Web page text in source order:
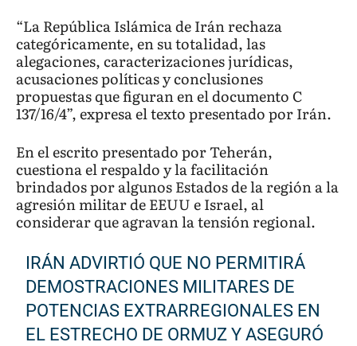
“La República Islámica de Irán rechaza
categóricamente, en su totalidad, las
alegaciones, caracterizaciones jurídicas,
acusaciones políticas y conclusiones
propuestas que figuran en el documento C
137/16/4”, expresa el texto presentado por Irán.
En el escrito presentado por Teherán,
cuestiona el respaldo y la facilitación
brindados por algunos Estados de la región a la
agresión militar de EEUU e Israel, al
considerar que agravan la tensión regional.
IRÁN ADVIRTIÓ QUE NO PERMITIRÁ
DEMOSTRACIONES MILITARES DE
POTENCIAS EXTRARREGIONALES EN
EL ESTRECHO DE ORMUZ Y ASEGURÓ